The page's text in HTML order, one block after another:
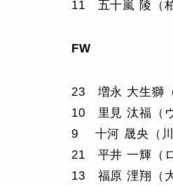
11 五十嵐 陵（
FW
23 増永 大生獅
10 里見 汰福（
9 十河 晟央（川
21 平井 一輝（
13 福原 浬翔（